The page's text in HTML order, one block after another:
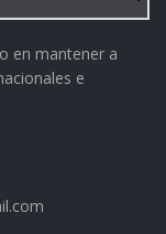
en mantener a
e